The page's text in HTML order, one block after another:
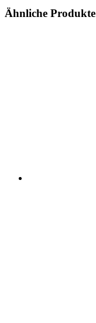
Ähnliche Produkte